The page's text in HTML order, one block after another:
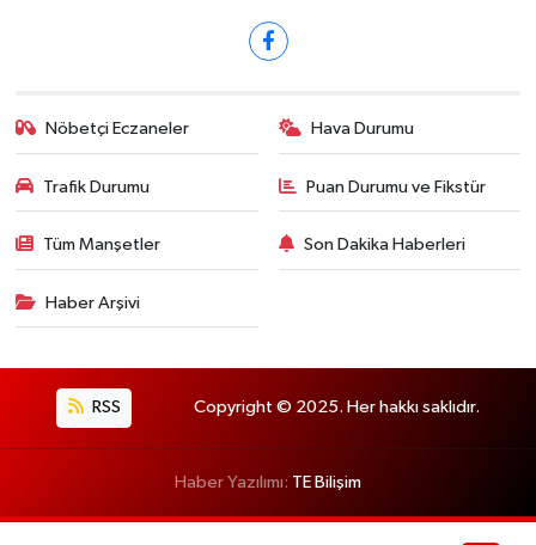
Nöbetçi Eczaneler Hava Durumu
Trafik Durumu Puan Durumu ve Fikstür
Tüm Manşetler Son Dakika Haberleri
Haber Arşivi
RSS Copyright © 2025. Her hakkı saklıdır.
Haber Yazılımı: TE Bilişim